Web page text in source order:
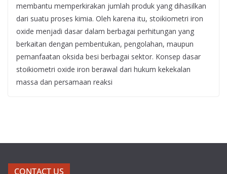
membantu memperkirakan jumlah produk yang dihasilkan
dari suatu proses kimia. Oleh karena itu, stoikiometri iron
oxide menjadi dasar dalam berbagai perhitungan yang
berkaitan dengan pembentukan, pengolahan, maupun
pemanfaatan oksida besi berbagai sektor. Konsep dasar
stoikiometri oxide iron berawal dari hukum kekekalan
massa dan persamaan reaksi
CONTACT US